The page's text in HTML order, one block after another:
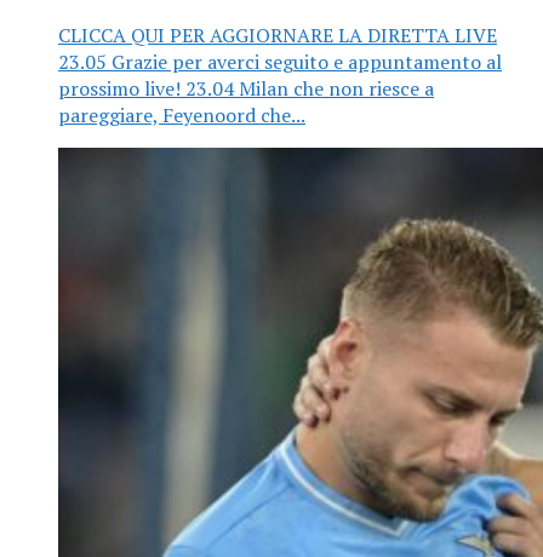
CLICCA QUI PER AGGIORNARE LA DIRETTA LIVE
23.05 Grazie per averci seguito e appuntamento al
prossimo live! 23.04 Milan che non riesce a
pareggiare, Feyenoord che...